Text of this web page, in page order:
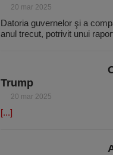
20 mar 2025
Datoria guvernelor şi a
anul trecut, potrivit unui
Trump
20 mar 2025
[...]